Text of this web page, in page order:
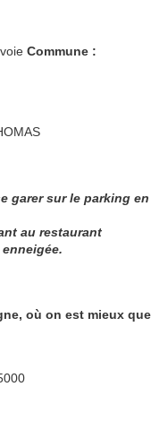
Commune :
garer sur le parking en
au restaurant
où on est mieux que